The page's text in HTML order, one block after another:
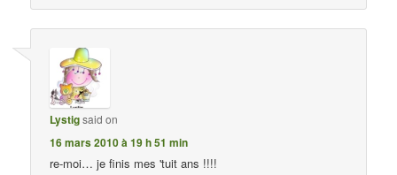
Lystigsaid on
16 mars 2010 à 19 h 51 min
re-moi… je finis mes 'tuit ans !!!!